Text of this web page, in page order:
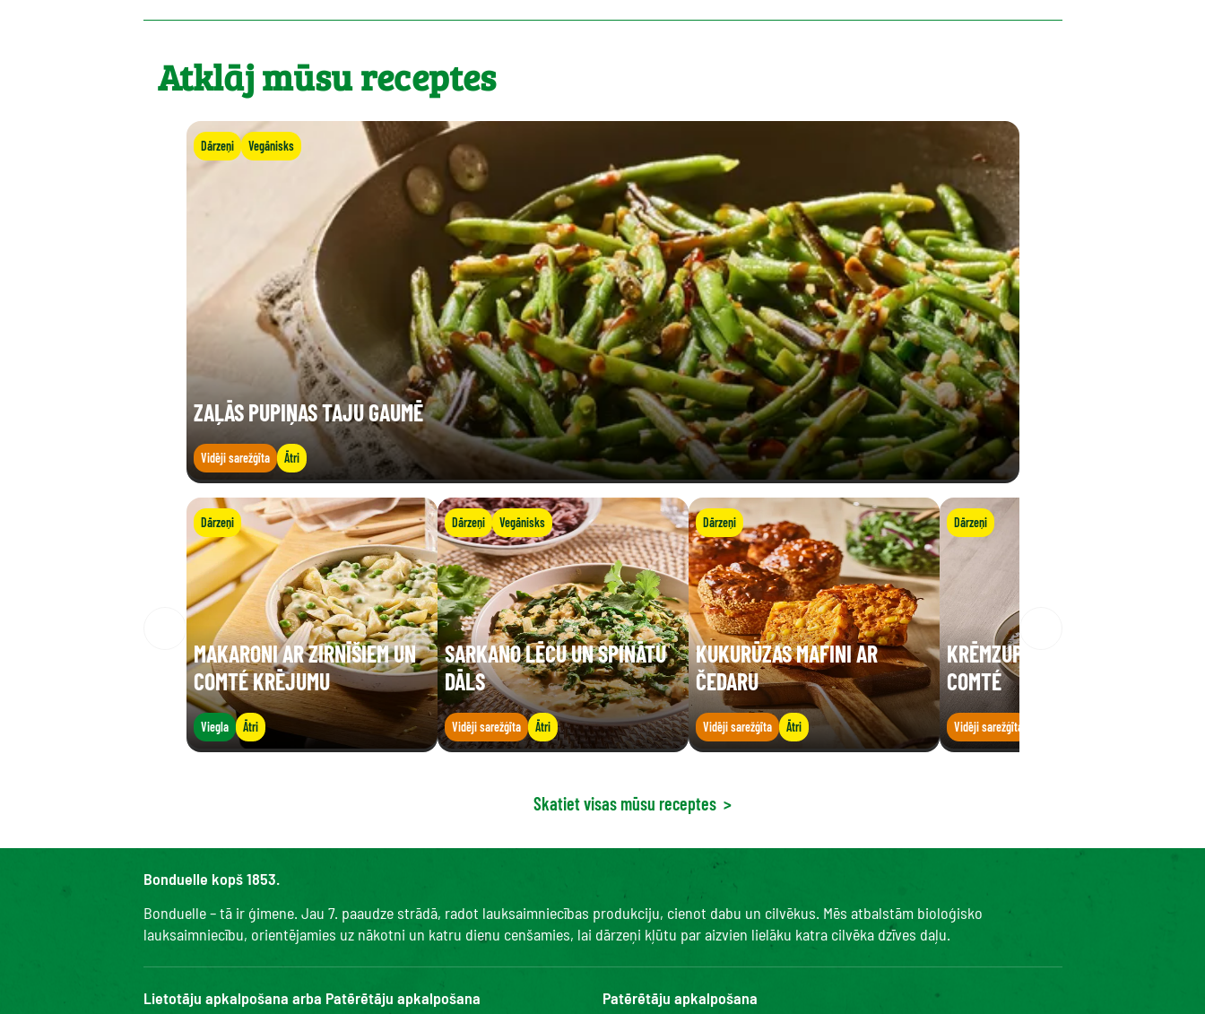
Atklāj mūsu receptes
Dārzeņi Vegānisks
ZAĻĀS PUPIŅAS TAJU GAUMĒ
Vidēji sarežģīta Ātri
Dārzeņi
MAKARONI AR ZIRNĪŠIEM UN
COMTÉ KRĒJUMU
Viegla Ātri
Dārzeņi Vegānisks
SARKANO LĒCU UN SPINĀTU
DĀLS
Vidēji sarežģīta Ātri
Dārzeņi
KUKURŪZAS MAFINI AR
ČEDARU
Vidēji sarežģīta Ātri
Dārzeņi
KRĒMZUPA NO LĒCĀM AR
COMTÉ
Vidēji sarežģīta
Skatiet visas mūsu receptes >
Bonduelle kopš 1853.
Bonduelle – tā ir ģimene. Jau 7. paaudze strādā, radot lauksaimniecības produkciju, cienot dabu un cilvēkus. Mēs atbalstām bioloģisko
lauksaimniecību, orientējamies uz nākotni un katru dienu cenšamies, lai dārzeņi kļūtu par aizvien lielāku katra cilvēka dzīves daļu.
Lietotāju apkalpošana arba Patērētāju apkalpošana Patērētāju apkalpošana